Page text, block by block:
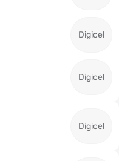
Digicel
Digicel
Digicel